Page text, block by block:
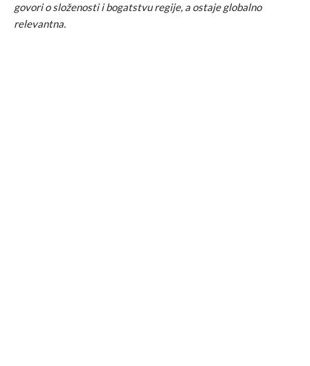
govori o složenosti i bogatstvu regije, a ostaje globalno
relevantna.